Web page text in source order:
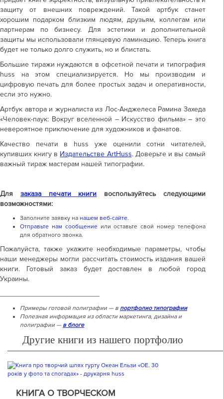
защиту от внешних повреждений. Такой артбук станет
хорошим подарком близким людям, друзьям, коллегам или
партнерам по бизнесу. Для эстетики и дополнительной
защиты мы использовали глянцевую ламинацию. Теперь книга
будет не только долго служить, но и блистать.
Большие тиражи нуждаются в офсетной печати и типография
huss на этом специализируется. Но мы производим и
цифровую печать для более простых задач и оперативности,
если это нужно.
Артбук автора и журналиста из Лос-Анджелеса Рамина Захеда
«Человек-паук: Вокруг вселенной – Искусство фильма» – это
невероятное приключение для художников и фанатов.
Качество печати в huss уже оценили сотни читателей,
купивших книгу в Издательстве ArtHuss. Доверьте и вы самый
важный тираж мастерам нашей типографии.
Для заказа печати книги воспользуйтесь следующими
возможностями:
Заполните заявку на нашем веб-сайте.
Отправьте нам сообщениеили оставьте свой номер телефона
для обратного звонка.
Пожалуйста, также укажите необходимые параметры, чтобы
наши менеджеры могли рассчитать стоимость издания вашей
книги. Готовый заказ будет доставлен в любой город
Украины.
Примеры готовой полиграфии — в портфолио типографии
Полезная информация из области маркетинга, дизайна и
полиграфии — в блоге
Другие книги из нашего портфолио
КНИГА О ТВОРЧЕСКОМ